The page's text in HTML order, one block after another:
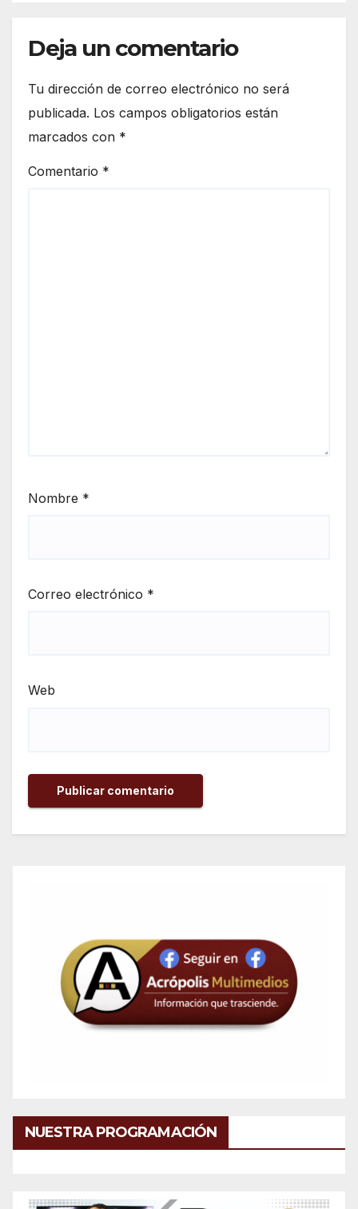
Deja un comentario
Tu dirección de correo electrónico no será
publicada. Los campos obligatorios están
marcados con *
Comentario *
Nombre *
Correo electrónico *
Web
NUESTRA PROGRAMACIÓN